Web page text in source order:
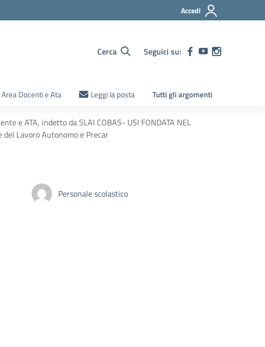
Accedi
Cerca Seguici su:
Area Docenti e Ata Leggi la posta Tutti gli argomenti
e ATA, indetto da SLAI COBAS- USI FONDATA NEL
del Lavoro Autonomo e Precar
Personale scolastico